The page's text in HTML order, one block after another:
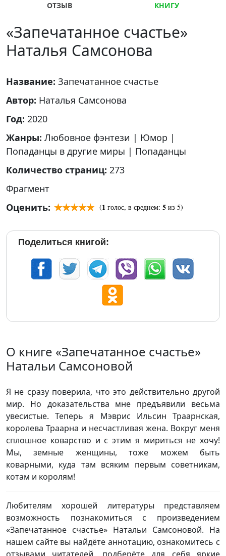
ОТЗЫВ
КНИГУ
«Запечатанное счастье»
Наталья Самсонова
Название: Запечатанное счастье
Автор: Наталья Самсонова
Год: 2020
Жанры: Любовное фэнтези | Юмор |
Попаданцы в другие миры | Попаданцы
Количество страниц: 273
Фрагмент
Оценить:
(1 голос, в среднем: 5 из 5)
Поделиться книгой:
О книге «Запечатанное счастье»
Натальи Самсоновой
Я не сразу поверила, что это действительно другой
мир. Но доказательства мне предъявили весьма
увесистые. Теперь я Мэврис Ильсин Траарнская,
королева Траарна и несчастливая жена. Вокруг меня
сплошное коварство и с этим я мириться не хочу!
Мы, земные женщины, тоже можем быть
коварными, куда там всяким первым советникам,
котам и королям!
Любителям хорошей литературы представляем
возможность познакомиться с произведением
«Запечатанное счастье» Натальи Самсоновой. На
нашем сайте вы найдёте аннотацию, ознакомитесь с